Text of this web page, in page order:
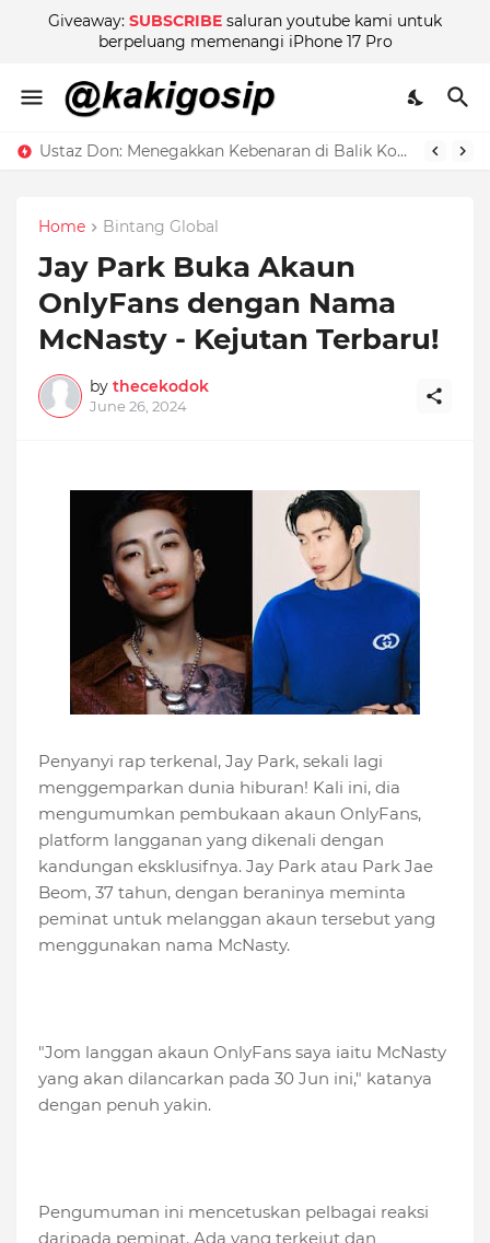
Giveaway: SUBSCRIBE saluran youtube kami untuk
berpeluang memenangi iPhone 17 Pro
Ustaz Don: Menegakkan Kebenaran di Balik Kontroversi
Home Bintang Global
Jay Park Buka Akaun
OnlyFans dengan Nama
McNasty - Kejutan Terbaru!
by thecekodok
June 26, 2024
Penyanyi rap terkenal, Jay Park, sekali lagi
menggemparkan dunia hiburan! Kali ini, dia
mengumumkan pembukaan akaun OnlyFans,
platform langganan yang dikenali dengan
kandungan eksklusifnya. Jay Park atau Park Jae
Beom, 37 tahun, dengan beraninya meminta
peminat untuk melanggan akaun tersebut yang
menggunakan nama McNasty.
"Jom langgan akaun OnlyFans saya iaitu McNasty
yang akan dilancarkan pada 30 Jun ini," katanya
dengan penuh yakin.
Pengumuman ini mencetuskan pelbagai reaksi
daripada peminat. Ada yang terkejut dan